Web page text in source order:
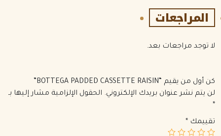
المراجعات
لا توجد مراجعات بعد.
كن أول من يقيم “BOTTEGA PADDED CASSETTE RAISIN”
لن يتم نشر عنوان بريدك الإلكتروني. الحقول الإلزامية مشار إليها بـ
*
تقييمك *